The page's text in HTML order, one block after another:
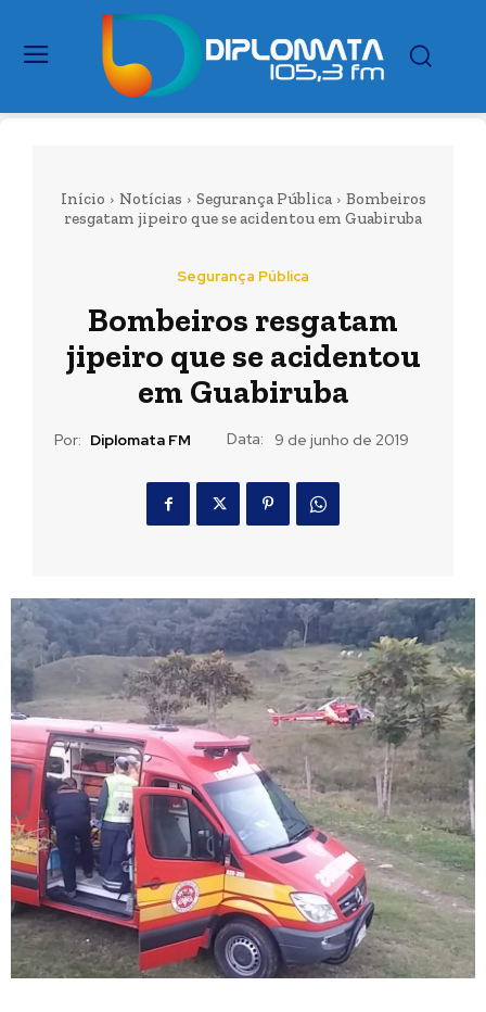
Início Notícias Segurança Pública
Bombeiros
resgatam jipeiro que se acidentou em Guabiruba
Segurança Pública
Bombeiros resgatam
jipeiro que se acidentou
em Guabiruba
Por: Diplomata FM Data: 9 de junho de 2019